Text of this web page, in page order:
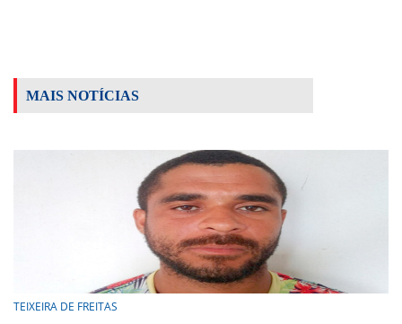
MAIS NOTÍCIAS
TEIXEIRA DE FREITAS